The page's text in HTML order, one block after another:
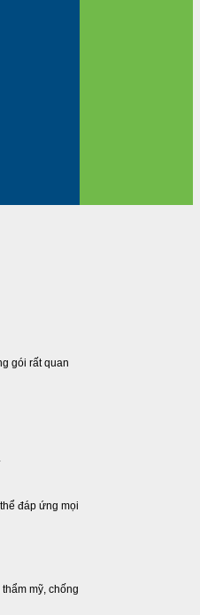
gói rất quan
đáp ứng mọi
mỹ, chống